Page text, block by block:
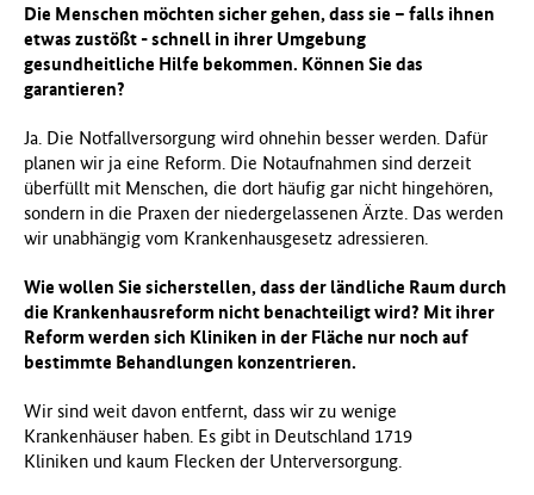
Die Menschen möchten sicher gehen, dass sie – falls ihnen
etwas zustößt - schnell in ihrer Umgebung
gesundheitliche Hilfe bekommen. Können Sie das
garantieren?
Ja. Die Notfallversorgung wird ohnehin besser werden. Dafür
planen wir ja eine Reform. Die Notaufnahmen sind derzeit
überfüllt mit Menschen, die dort häufig gar nicht hingehören,
sondern in die Praxen der niedergelassenen Ärzte. Das werden
wir unabhängig vom Krankenhausgesetz adressieren.
Wie wollen Sie sicherstellen, dass der ländliche Raum durch
die Krankenhausreform nicht benachteiligt wird? Mit ihrer
Reform werden sich Kliniken in der Fläche nur noch auf
bestimmte Behandlungen konzentrieren.
Wir sind weit davon entfernt, dass wir zu wenige
Krankenhäuser haben. Es gibt in Deutschland 1719
Kliniken und kaum Flecken der Unterversorgung.